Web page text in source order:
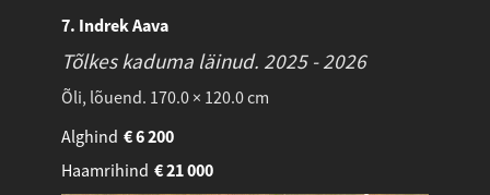
7. Indrek Aava
Tõlkes kaduma läinud. 2025 - 2026
Õli, lõuend. 170.0 × 120.0 cm
Alghind
6 200
€
Haamrihind
21 000
€